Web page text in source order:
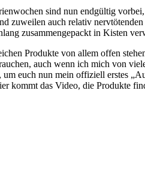
sind nun endgültig
zuweilen auch relativ nervtötenden
zusammengepackt in Kisten
Produkte von allem offen
auch wenn ich mich von
euch nun mein offiziell erstes
kommt das Video, die Produkte